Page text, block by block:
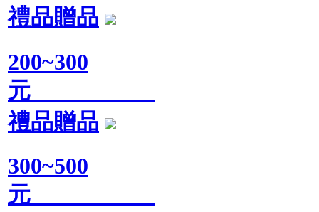
禮品贈品
200~300
元
禮品贈品
300~500
元